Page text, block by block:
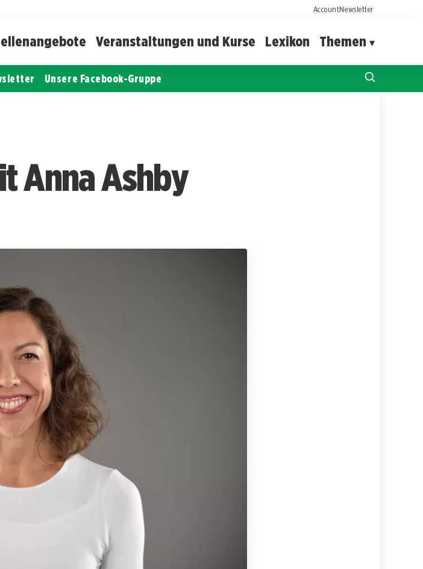
AccountNewsletter
Veranstaltungen und Kurse Lexikon Themen
Unsere Facebook-Gruppe
Anna Ashby